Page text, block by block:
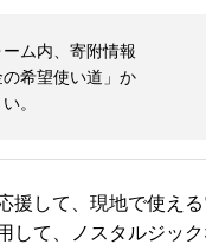
ム内、寄附情報
希望使い道」か
。
援して、現地で使え
して、ノスタルジック